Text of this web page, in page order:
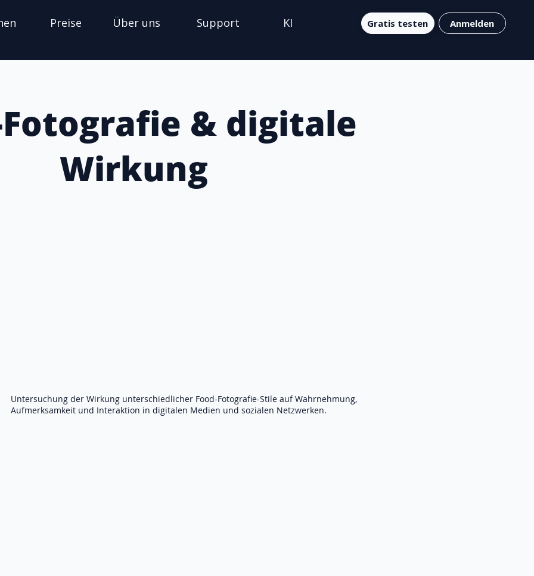
Preise Über uns Support KI Gratis testen Anmelden
Fotografie & digitale
Wirkung
Untersuchung der Wirkung unterschiedlicher Food-Fotografie-Stile auf Wahrnehmung,
Aufmerksamkeit und Interaktion in digitalen Medien und sozialen Netzwerken.